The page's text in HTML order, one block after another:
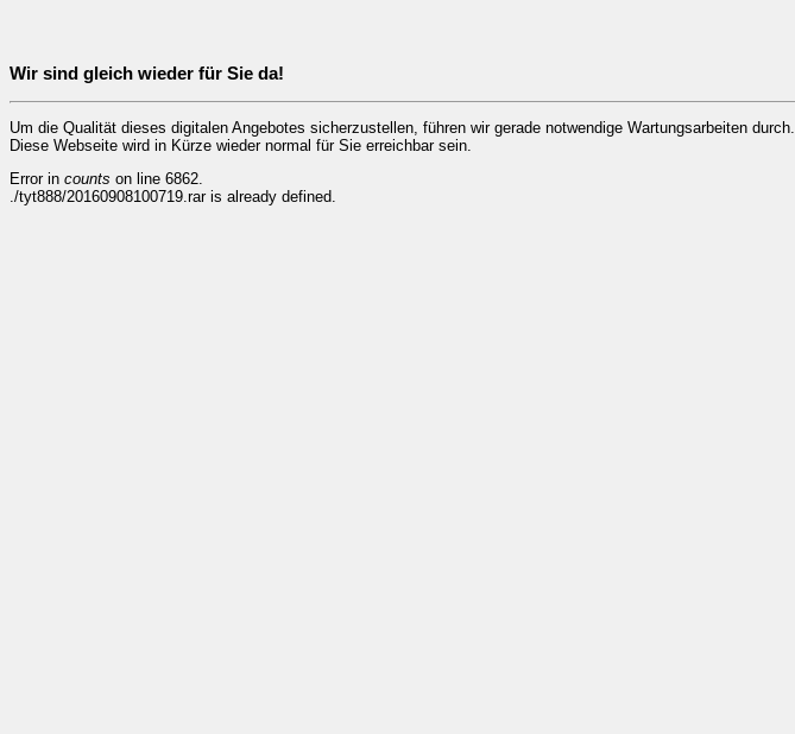
Wir sind gleich wieder für Sie da!
Um die Qualität dieses digitalen Angebotes sicherzustellen, führen wir gerade notwendige Wartungsarbeiten durch.
Diese Webseite wird in Kürze wieder normal für Sie erreichbar sein.
Error in counts on line 6862.
./tyt888/20160908100719.rar is already defined.